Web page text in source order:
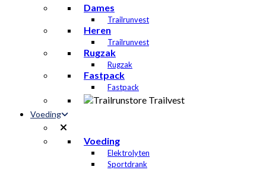
Dames
Trailrunvest
Heren
Trailrunvest
Rugzak
Rugzak
Fastpack
Fastpack
Voeding
Voeding
Elektrolyten
Sportdrank